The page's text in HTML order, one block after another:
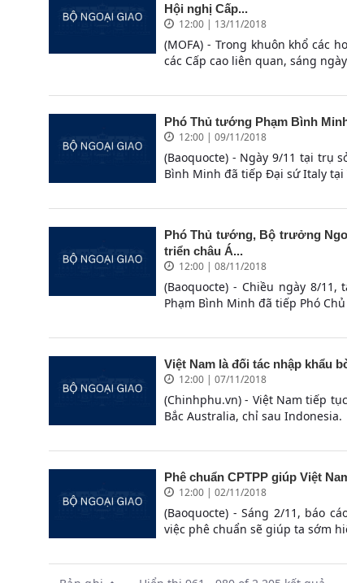
Hội nghị Cấp...
12:00 | 13/11/2018
(MOFA) - Trong khuôn khổ các
các Cấp cao liên quan, sáng
Phó Thủ tướng Phạm Bình
12:00 | 09/11/2018
(Baoquocte) - Ngày 9/11 tại trụ
Bình Minh đã tiếp Đại sứ Italy tại
Phó Thủ tướng, Bộ trưởng
triển châu Á...
12:00 | 08/11/2018
(Baoquocte) - Chiều ngày 8/
Phạm Bình Minh đã tiếp Phó
Việt Nam là đối tác nhập khẩu
12:00 | 07/11/2018
(Chinhphu.vn) - Việt Nam tiếp
Bắc Australia, chỉ sau Indonesia.
Phê chuẩn CPTPP giúp Việt
12:00 | 02/11/2018
(Baoquocte) - Sáng 2/11, báo
việc phê chuẩn sẽ giúp ta sớm